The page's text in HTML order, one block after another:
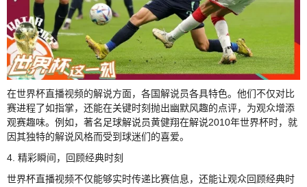
在世界杯直播视频的解说方面，各国解说员各具特色。他们不仅对比
赛进程了如指掌，还能在关键时刻抛出幽默风趣的点评，为观众增添
观赛趣味。例如，著名足球解说员黄健翔在解说2010年世界杯时，就
因其独特的解说风格而受到球迷们的喜爱。
4. 精彩瞬间，回顾经典时刻
世界杯直播视频不仅能够实时传递比赛信息，还能让观众回顾经典时